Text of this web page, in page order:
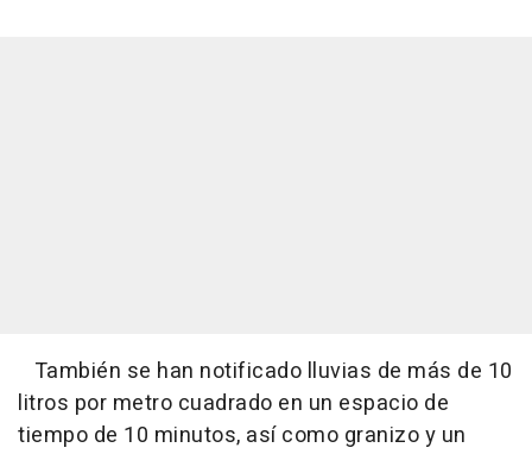
También se han notificado lluvias de más de 10
litros por metro cuadrado en un espacio de
tiempo de 10 minutos, así como granizo y un